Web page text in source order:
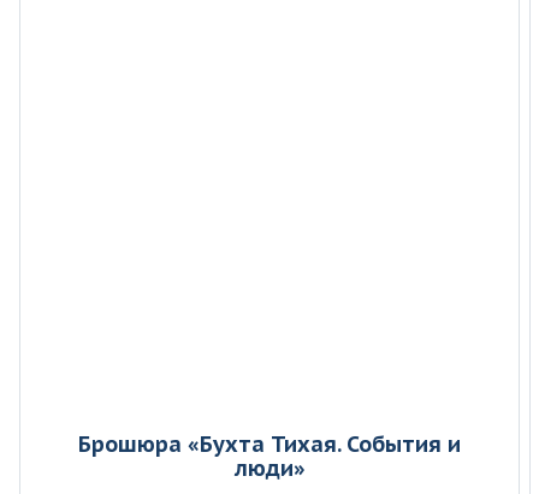
Брошюра «Бухта Тихая. События и
люди»